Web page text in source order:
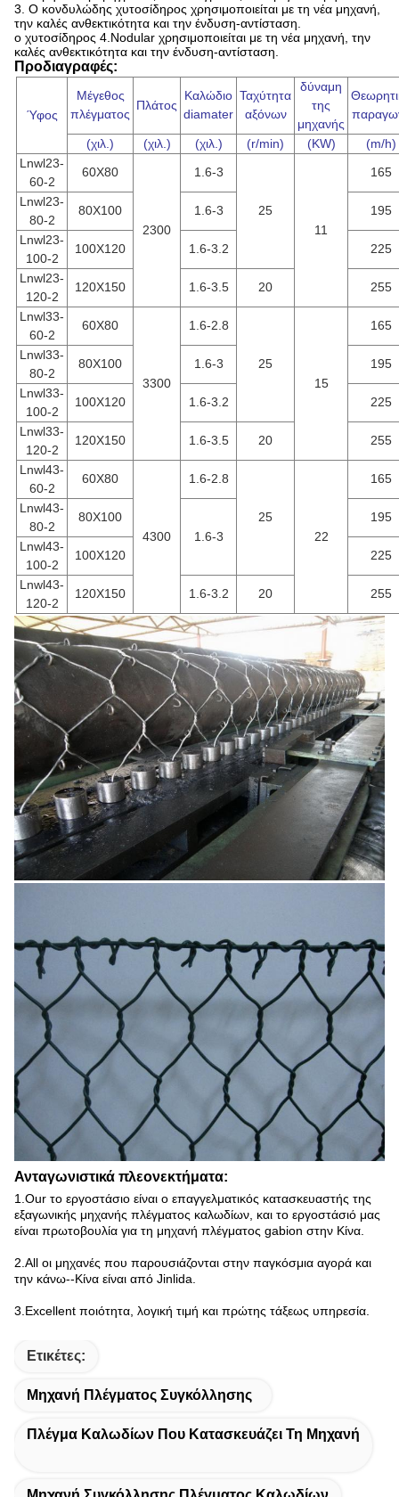
3. Ο κονδυλώδης χυτοσίδηρος χρησιμοποιείται με τη νέα μηχανή,
την καλές ανθεκτικότητα και την ένδυση-αντίσταση.
ο χυτοσίδηρος 4.Nodular χρησιμοποιείται με τη νέα μηχανή, την
καλές ανθεκτικότητα και την ένδυση-αντίσταση.
Προδιαγραφές:
Ύφος
Μέγεθος
πλέγματος
Πλάτος
Καλώδιο
diamater
Ταχύτητα
αξόνων
δύναμη
της
μηχανής
(χιλ.) (χιλ.) (χιλ.) (r/min) (KW)
(m/h)
Lnwl23-
60-2
60X80
2300
1.6-3
25
11
165
Lnwl23-
80-2
80X100 1.6-3 195
Lnwl23-
100-2
100X120 1.6-3.2 225
Lnwl23-
120-2
120X150 1.6-3.5 20 255
Lnwl33-
60-2
60X80
3300
1.6-2.8
25
15
165
Lnwl33-
80-2
80X100 1.6-3 195
Lnwl33-
100-2
100X120 1.6-3.2 225
Lnwl33-
120-2
120X150 1.6-3.5 20 255
Lnwl43-
60-2
60X80
4300
1.6-2.8
25
22
165
Lnwl43-
80-2
80X100
1.6-3
195
Lnwl43-
100-2
100X120 225
Lnwl43-
120-2
120X150 1.6-3.2 20 255
Ανταγωνιστικά πλεονεκτήματα:
1.Our το εργοστάσιο είναι ο επαγγελματικός κατασκευαστής της
εξαγωνικής μηχανής πλέγματος καλωδίων, και το εργοστάσιό μας
είναι πρωτοβουλία για τη μηχανή πλέγματος gabion στην Κίνα.
2.All οι μηχανές που παρουσιάζονται στην παγκόσμια αγορά και
την κάνω--Κίνα είναι από Jinlida.
3.Excellent ποιότητα, λογική τιμή και πρώτης τάξεως υπηρεσία.
Ετικέτες:
Μηχανή Πλέγματος Συγκόλλησης
Πλέγμα Καλωδίων Που Κατασκευάζει Τη Μηχανή